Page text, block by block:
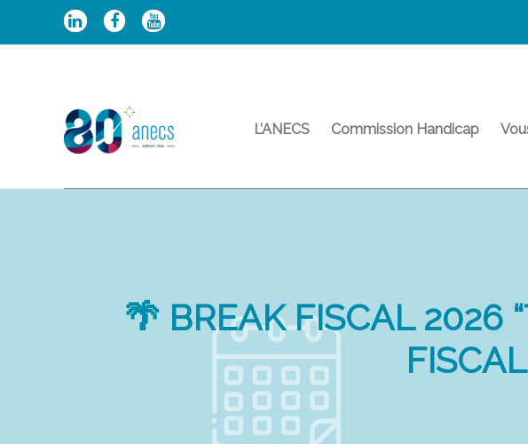
L’ANECS Commission Handicap
🌴 BREAK FISCAL 2026